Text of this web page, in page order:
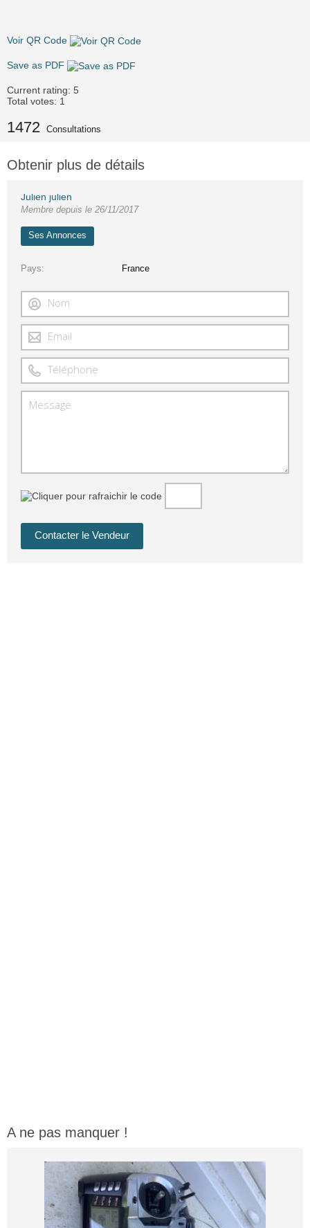
Voir QR Code
Save as PDF
Current rating: 5
Total votes: 1
1472 Consultations
Obtenir plus de détails
Julien julien
Membre depuis le 26/11/2017
Ses Annonces
Pays France
A ne pas manquer !